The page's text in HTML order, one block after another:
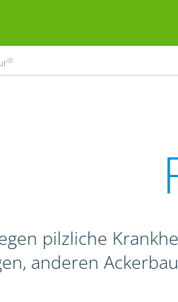
®
pilzliche
anderen